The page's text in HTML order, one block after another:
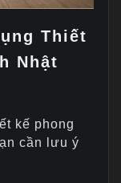
Thiết
Nhật
kế phong
cần lưu ý